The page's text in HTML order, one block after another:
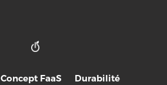
Concept FaaS
Durabilité